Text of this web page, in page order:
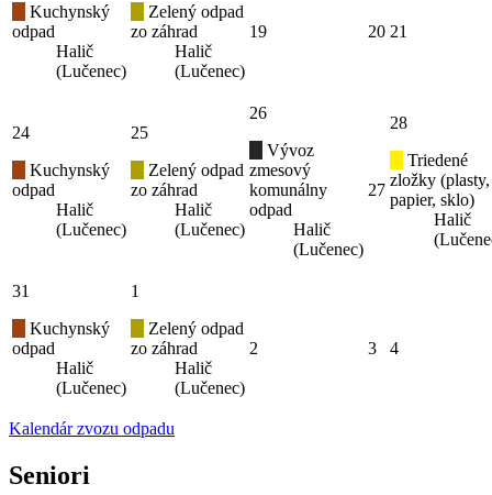
Kuchynský
odpad
Halič
(Lučenec)
Zelený odpad
zo záhrad
Halič
(Lučenec)
19 20 21
24
Kuchynský
odpad
Halič
(Lučenec)
25
Zelený odpad
zo záhrad
Halič
(Lučenec)
26
Vývoz
zmesový
komunálny
odpad
Halič
(Lučenec)
27
28
Triedené
zložky (plasty,
papier, sklo)
Halič
31
Kuchynský
odpad
Halič
(Lučenec)
1
Zelený odpad
zo záhrad
Halič
(Lučenec)
2 3 4
Kalendár zvozu odpadu
Seniori